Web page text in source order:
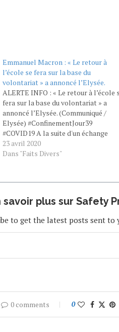
Emmanuel Macron : « Le retour à
l’école se fera sur la base du
volontariat » a annoncé l’Elysée.
ALERTE INFO : « Le retour à l’école
fera sur la base du volontariat » a
annoncé l’Elysée. (Communiqué /
Elysée) #ConfinementJour39
#COVID19 A la suite d'un échange
entre Emmanuel Macron et les
l'Elysée annonce que le retour à
23 avril 2020
Dans "Faits Divers"
savoir plus sur Safety
to get the latest posts sent to
0 comments 0